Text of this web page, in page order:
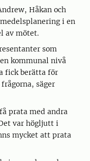
Håkan och
i en
av mötet.
som
kommunal nivå
fick berätta för
säger
prata med andra
var högljutt i
mycket att prata